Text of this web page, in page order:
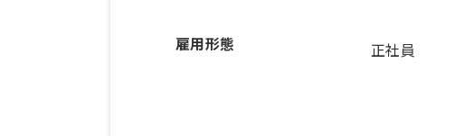
雇用形態 正社員